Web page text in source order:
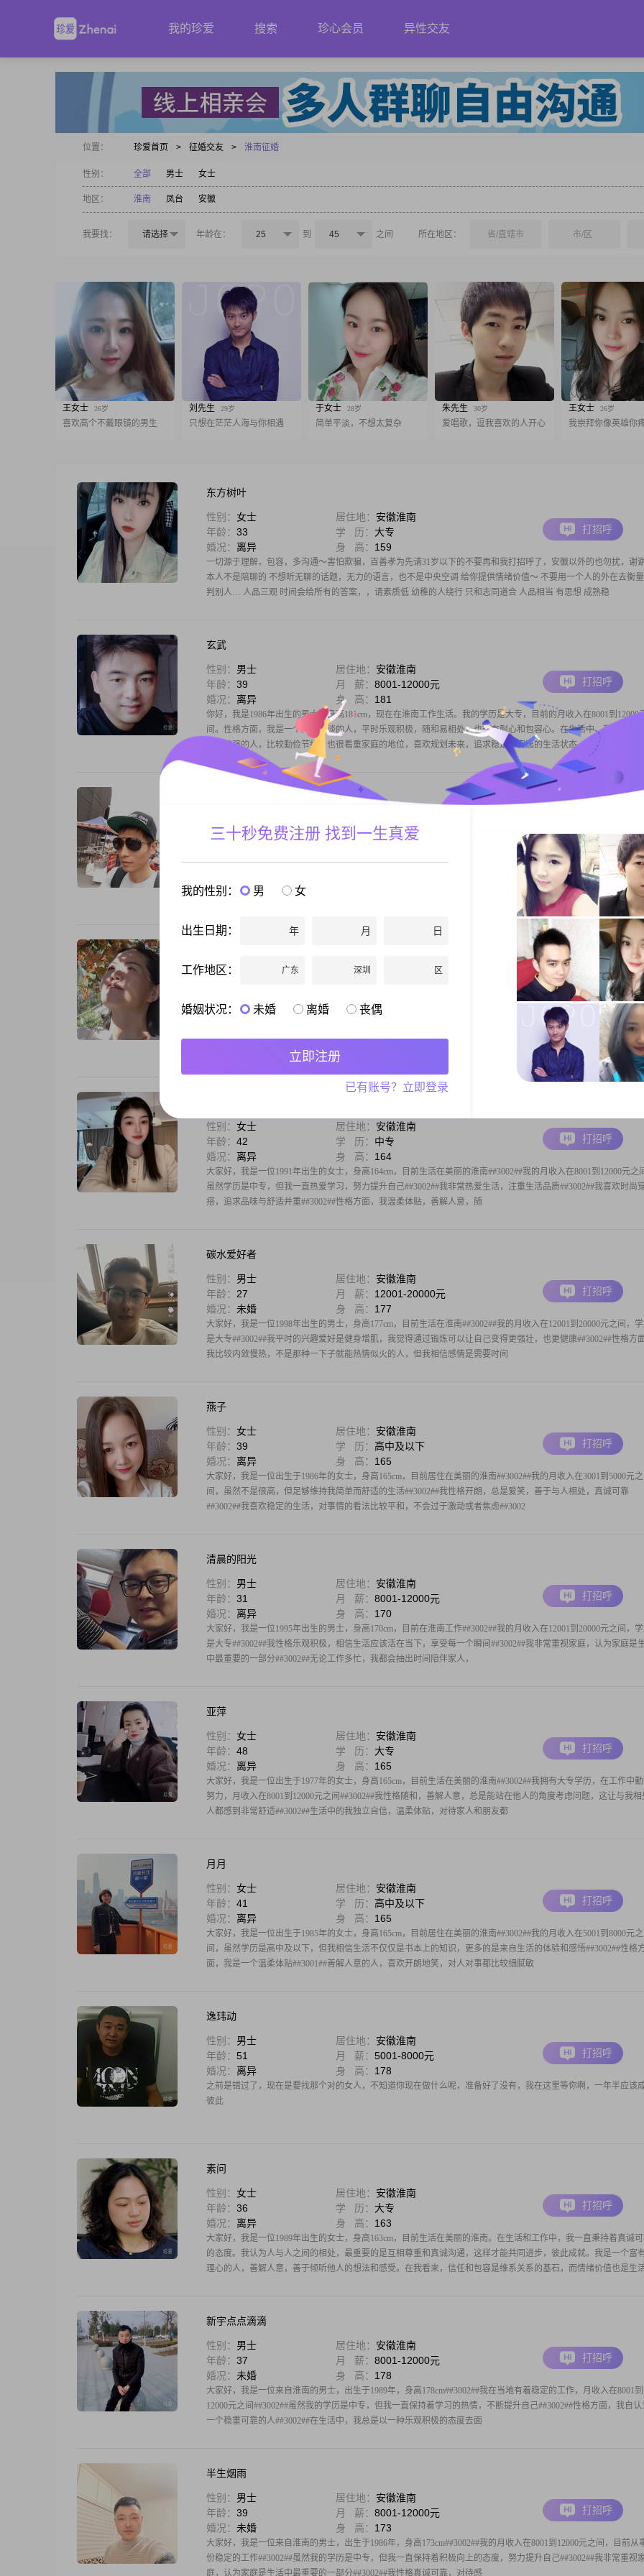
我的珍爱 搜索 珍心会员 异性交友
位置： 珍爱首页 > 征婚交友 > 淮南征婚
性别： 全部 男士 女士
地区： 淮南 凤台 安徽
我要找： 请选择 年龄在： 25 到 45 之间 所在地区： 省/直辖市 市/区
王女士 26岁
喜欢高个不戴眼镜的男生
刘先生 29岁
只想在茫茫人海与你相遇
于女士 28岁
简单平淡，不想太复杂
朱先生 30岁
爱唱歌，逗我喜欢的人开心
王女士 26岁
我崇拜你像英雄你
东方树叶
性别： 女士 居住地： 安徽淮南
年龄： 33 学 历： 大专
婚况： 离异 身 高： 159
一切源于理解，包容，多沟通～害怕欺骗，百善孝为先请31岁以下的不要再和我打招呼了，安徽以外的也勿扰，谢谢
本人不是陪聊的 不想听无聊的话题，无力的语言，也不是中央空调 给你提供情绪价值～ 不要用一个人的外在去衡
判别人… 人品三观 时间会给所有的答案，，请素质低 幼稚的人绕行 只和志同道合 人品相当 有思想 成熟稳
打招呼
玄武
性别： 男士 居住地： 安徽淮南
年龄： 39 月 薪： 8001-12000元
婚况： 离异 身 高： 181
你好，我是1986年出生的男士，身高181cm，现在在淮南工作生活。我的学历是大专，目前的月收入在8001到12000
间。性格方面，我是一个外向健谈的人，平时乐观积极，随和易相处，也很有耐心和包容心。在生活中，我是一个责
感比较强的人，比较勤俭节约，也很看重家庭的地位，喜欢规划未来，追求稳定和安逸的生活状态。同时，
打招呼
年龄：37 月 薪：8001-12000元
大家好，我是一位来自淮南的男士，出生于1988年，身高171cm##3002##目前合伙经营公司，负责公司技术面事宜
##3002##主要做工程类工作##3002##日常两点一线:上班##3001##在家，不喜欢任何应酬，就在家玩玩电脑##3002##
打招呼
性别： 居住地：
婚况：
离异 身 高：163
在繁华多变的世界里，为下一个十年，二十年，三十年，至暮年。寻一爱人，友人，知已。相助，相爱，相守。至
的尽头！诚意寻良人，请困在单身圈里的同僚们看清我的资料，除了文凭这一栏可以因人而异外，其他的合适了才
发信息，大家都有自己的诉求，适合自己的才是最好的。本人不闲聊，谢谢！！
打招呼
性别： 女士 居住地： 安徽淮南
年龄： 42 学 历： 中专
婚况： 离异 身 高： 164
大家好，我是一位1991年出生的女士，身高164cm，目前生活在美丽的淮南##3002##我的月收入在8001到12000元之
虽然学历是中专，但我一直热爱学习，努力提升自己##3002##我非常热爱生活，注重生活品质##3002##我喜欢时尚
搭，追求品味与舒适并重##3002##性格方面，我温柔体贴，善解人意，随
打招呼
碳水爱好者
性别： 男士 居住地： 安徽淮南
年龄： 27 月 薪： 12001-20000元
婚况： 未婚 身 高： 177
大家好，我是一位1998年出生的男士，身高177cm，目前生活在淮南##3002##我的月收入在12001到20000元之间，
是大专##3002##我平时的兴趣爱好是健身增肌，我觉得通过锻炼可以让自己变得更强壮，也更健康##3002##性格方面
我比较内敛慢热，不是那种一下子就能热情似火的人，但我相信感情是需要时间
打招呼
燕子
性别： 女士 居住地： 安徽淮南
年龄： 39 学 历： 高中及以下
婚况： 离异 身 高： 165
大家好，我是一位出生于1986年的女士，身高165cm，目前居住在美丽的淮南##3002##我的月收入在3001到5000元之
间，虽然不是很高，但足够维持我简单而舒适的生活##3002##我性格开朗，总是爱笑，善于与人相处，真诚可靠
##3002##我喜欢稳定的生活，对事情的看法比较平和，不会过于激动或者焦虑##3002
打招呼
清晨的阳光
性别： 男士 居住地： 安徽淮南
年龄： 31 月 薪： 8001-12000元
婚况： 离异 身 高： 170
大家好，我是一位1995年出生的男士，身高170cm，目前在淮南工作##3002##我的月收入在12001到20000元之间，
是大专##3002##我性格乐观积极，相信生活应该活在当下，享受每一个瞬间##3002##我非常重视家庭，认为家庭是
中最重要的一部分##3002##无论工作多忙，我都会抽出时间陪伴家人，
打招呼
亚萍
性别： 女士 居住地： 安徽淮南
年龄： 48 学 历： 大专
婚况： 离异 身 高： 165
大家好，我是一位出生于1977年的女士，身高165cm，目前生活在美丽的淮南##3002##我拥有大专学历，在工作中
努力，月收入在8001到12000元之间##3002##我性格随和，善解人意，总是能站在他人的角度考虑问题，这让与我相
人都感到非常舒适##3002##生活中的我独立自信，温柔体贴，对待家人和朋友都
打招呼
月月
性别： 女士 居住地： 安徽淮南
年龄： 41 学 历： 高中及以下
婚况： 离异 身 高： 165
大家好，我是一位出生于1985年的女士，身高165cm，目前居住在美丽的淮南##3002##我的月收入在5001到8000元之
间，虽然学历是高中及以下，但我相信生活不仅仅是书本上的知识，更多的是来自生活的体验和感悟##3002##性格
面，我是一个温柔体贴##3001##善解人意的人，喜欢开朗地笑，对人对事都比较细腻敏
打招呼
逸玮动
性别： 男士 居住地： 安徽淮南
年龄： 51 月 薪： 5001-8000元
婚况： 离异 身 高： 178
之前是错过了，现在是要找那个对的女人，不知道你现在做什么呢，准备好了没有，我在这里等你啊，一年半应该
彼此
打招呼
素问
性别： 女士 居住地： 安徽淮南
年龄： 36 学 历： 大专
婚况： 离异 身 高： 163
大家好，我是一位1989年出生的女士，身高163cm，目前生活在美丽的淮南。在生活和工作中，我一直秉持着真诚
的态度。我认为人与人之间的相处，最重要的是互相尊重和真诚沟通，这样才能共同进步，彼此成就。我是一个富
理心的人，善解人意，善于倾听他人的想法和感受。在我看来，信任和包容是维系关系的基石，而情绪价值也是生
打招呼
新宇点点滴滴
性别： 男士 居住地： 安徽淮南
年龄： 37 月 薪： 8001-12000元
婚况： 未婚 身 高： 178
大家好，我是一位来自淮南的男士，出生于1989年，身高178cm##3002##我在当地有着稳定的工作，月收入在8001到
12000元之间##3002##虽然我的学历是中专，但我一直保持着学习的热情，不断提升自己##3002##性格方面，我自认
一个稳重可靠的人##3002##在生活中，我总是以一种乐观积极的态度去面
打招呼
半生烟雨
性别： 男士 居住地： 安徽淮南
年龄： 39 月 薪： 8001-12000元
婚况： 未婚 身 高： 173
大家好，我是一位来自淮南的男士，出生于1986年，身高173cm##3002##我的月收入在8001到12000元之间，目前从
份稳定的工作##3002##虽然我的学历是中专，但我一直保持着积极向上的态度，努力提升自己##3002##我非常重视
庭，认为家庭是生活中最重要的一部分##3002##我性格真诚可靠，对待感
打招呼
三十秒免费注册 找到一生真爱
我的性别： 男 女
出生日期： 年 月 日
工作地区： 广东 深圳 区
婚姻状况： 未婚 离婚 丧偶
立即注册
已有账号？立即登录